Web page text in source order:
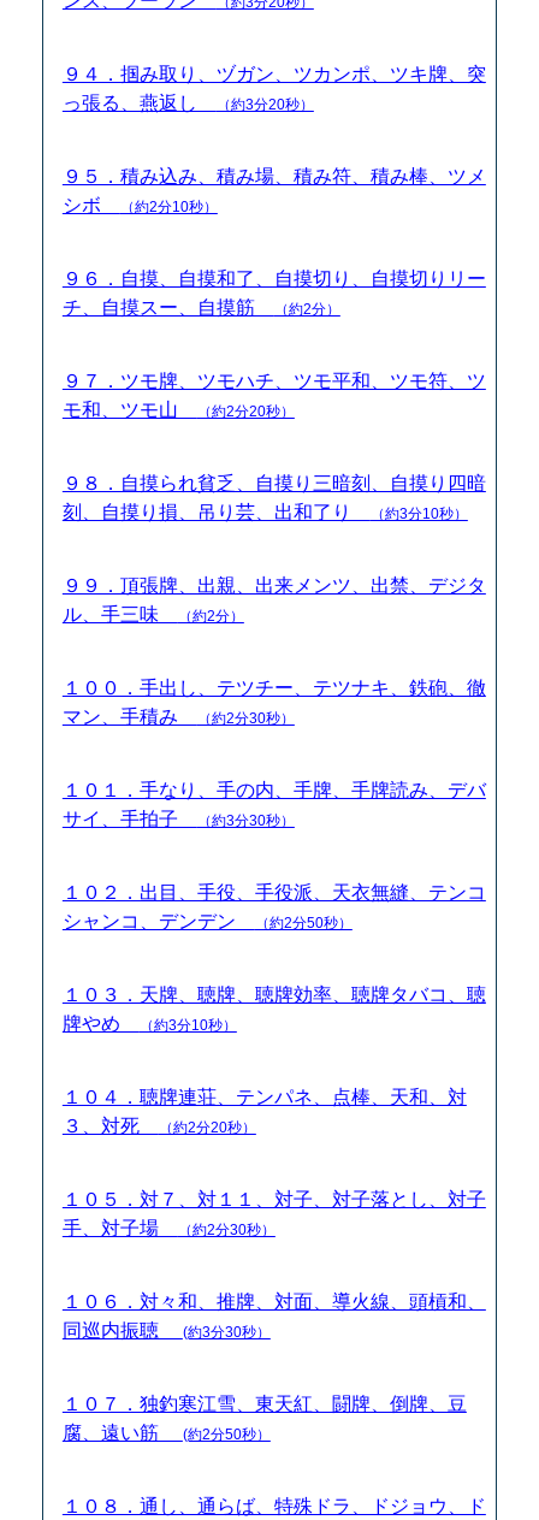
９４．掴み取り、ヅガン、ツカンポ、ツキ牌、突
っ張る、燕返し
（約3分20秒）
９５．積み込み、積み場、積み符、積み棒、ツメ
シボ
（約2分10秒）
９６．自摸、自摸和了、自摸切り、自摸切りリー
チ、自摸スー、自摸筋
（約2分）
９７．ツモ牌、ツモハチ、ツモ平和、ツモ符、ツ
モ和、ツモ山
（約2分20秒）
９８．自摸られ貧乏、自摸り三暗刻、自摸り四暗
刻、自摸り損、吊り芸、出和了り
（約3分10秒）
９９．頂張牌、出親、出来メンツ、出禁、デジタ
ル、手三味
（約2分）
１００．手出し、テツチー、テツナキ、鉄砲、徹
マン、手積み
（約2分30秒）
１０１．手なり、手の内、手牌、手牌読み、デバ
サイ、手拍子
（約3分30秒）
１０２．出目、手役、手役派、天衣無縫、テンコ
シャンコ、デンデン
（約2分50秒）
１０３．天牌、聴牌、聴牌効率、聴牌タバコ、聴
牌やめ
（約3分10秒）
１０４．聴牌連荘、テンパネ、点棒、天和、対
３、対死
（約2分20秒）
１０５．対７、対１１、対子、対子落とし、対子
手、対子場
（約2分30秒）
１０６．対々和、推牌、対面、導火線、頭槓和、
同巡内振聴
(約3分30秒）
１０７．独釣寒江雪、東天紅、闘牌、倒牌、豆
腐、遠い筋
(約2分50秒）
１０８．通し、通らば、特殊ドラ、ドジョウ、ド